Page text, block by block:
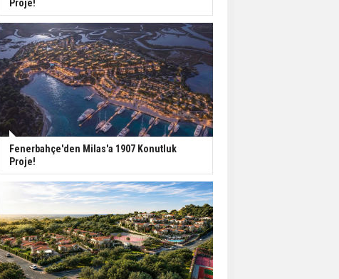
Tercih Döneminde
Barınma Telaşı Başladı
Proje!
Fenerbahçe'den Milas'a 1907 Konutluk
Proje!